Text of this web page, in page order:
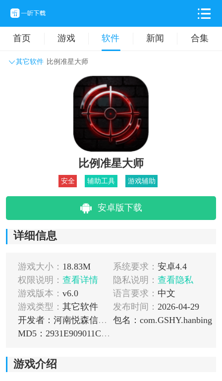
首页 游戏 软件 新闻 合集
其它软件 比例准星大师
主题壁纸 旅游出行
拍摄美化 时尚购物
比例准星大师
安全 辅助工具 游戏辅助
安卓版下载
详细信息
游戏大小： 18.83M 系统要求： 安卓4.4
权限说明： 查看详情 隐私说明： 查看隐私
游戏版本： v6.0 语言要求： 中文
游戏类型： 其它软件 发布时间： 2026-04-29
开发者：河南悦森信息技术有限公司
包名：com.GSHY.hanbing
MD5：2931E909011C13480ED094C96B0FB04A
游戏介绍